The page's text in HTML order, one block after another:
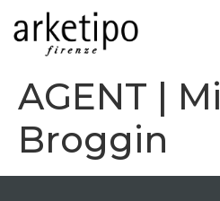
AGENT |
Broggin